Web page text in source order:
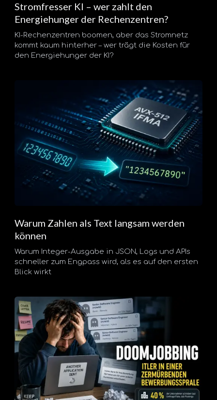
Stromfresser KI – wer zahlt den
Energiehunger der Rechenzentren?
KI-Rechenzentren boomen, aber das Stromnetz
kommt kaum hinterher – wer trägt die Kosten für
den Energiehunger der KI?
Warum Zahlen als Text langsam werden
können
Warum Integer-Ausgabe in JSON, Logs und APIs
schneller zum Engpass wird, als es auf den ersten
Blick wirkt